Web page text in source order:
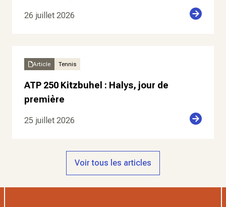
26 juillet 2026
Article Tennis
ATP 250 Kitzbuhel : Halys, jour de
première
25 juillet 2026
Voir tous les articles